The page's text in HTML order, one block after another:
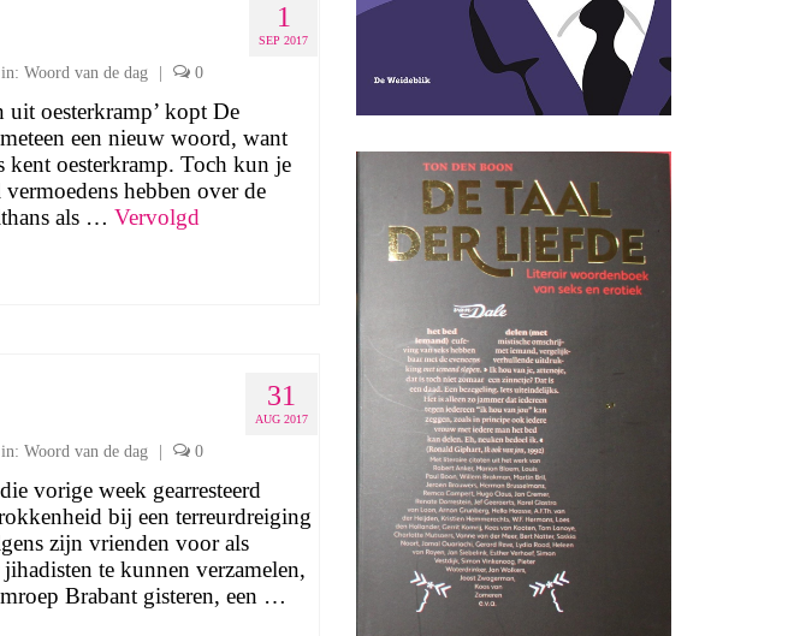
1
SEP 2017
Woord van de dag 0
uit oesterkramp’ kopt De
een nieuw woord, want
oesterkramp. Toch kun je
hebben over de
als … Vervolgd
31
AUG 2017
Woord van de dag 0
vorige week gearresteerd
bij een terreurdreiging
zijn vrienden voor als
te kunnen verzamelen,
Brabant gisteren, een …